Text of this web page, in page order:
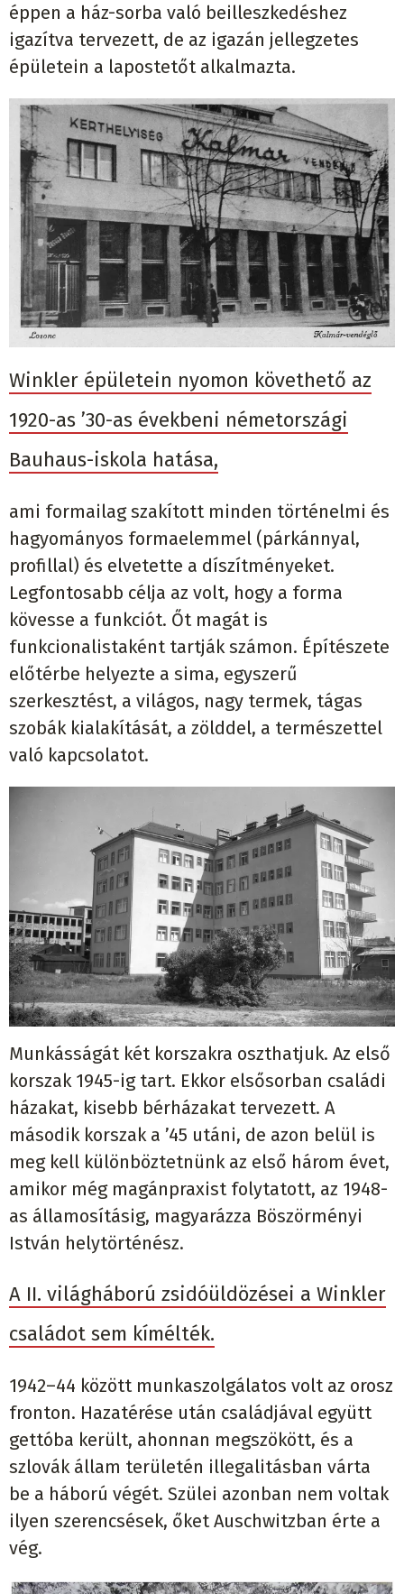
éppen a ház-sorba való beilleszkedéshez
igazítva tervezett, de az igazán jellegzetes
épületein a lapostetőt alkalmazta.
Winkler épületein nyomon követhető az
1920-as ’30-as évekbeni németországi
Bauhaus-iskola hatása,
ami formailag szakított minden történelmi és
hagyományos formaelemmel (párkánnyal,
profillal) és elvetette a díszítményeket.
Legfontosabb célja az volt, hogy a forma
kövesse a funkciót. Őt magát is
funkcionalistaként tartják számon. Építészete
előtérbe helyezte a sima, egyszerű
szerkesztést, a világos, nagy termek, tágas
szobák kialakítását, a zölddel, a természettel
való kapcsolatot.
Munkásságát két korszakra oszthatjuk. Az első
korszak 1945-ig tart. Ekkor elsősorban családi
házakat, kisebb bérházakat tervezett. A
második korszak a ’45 utáni, de azon belül is
meg kell különböztetnünk az első három évet,
amikor még magánpraxist folytatott, az 1948-
as államosításig, magyarázza Böszörményi
István helytörténész.
A II. világháború zsidóüldözései a Winkler
családot sem kímélték.
1942–44 között munkaszolgálatos volt az orosz
fronton. Hazatérése után családjával együtt
gettóba került, ahonnan megszökött, és a
szlovák állam területén illegalitásban várta
be a háború végét. Szülei azonban nem voltak
ilyen szerencsések, őket Auschwitzban érte a
vég.